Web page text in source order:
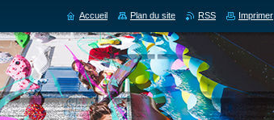
Accueil Plan du site RSS Imprimer